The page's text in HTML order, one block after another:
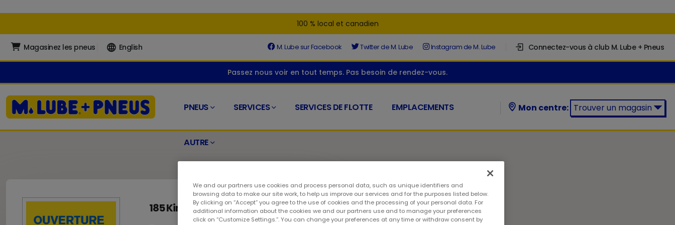
100 % local et canadien
Magasinez les pneus English M. Lube sur Facebook Twitter de M. Lube Instagram de M. Lube Connectez-vous à club M. Lube + Pneus
Passez nous voir en tout temps. Pas besoin de rendez-vous.
PNEUS SERVICES SERVICES DE FLOTTE EMPLACEMENTS
AUTRE
Mon centre: Trouver un magasin
185 King George Road
We and our partners use cookies and process personal data, such as unique identifiers and
browsing data to make our site work, to help us improve our services and for the purposes listed below.
By clicking on “Accept” you agree to the use of cookies and the processing of your personal data. For
additional information about the cookies we and our partners use and to manage your preferences
click on “Customize Settings.”. You can change your preferences at any time or withdraw consent by